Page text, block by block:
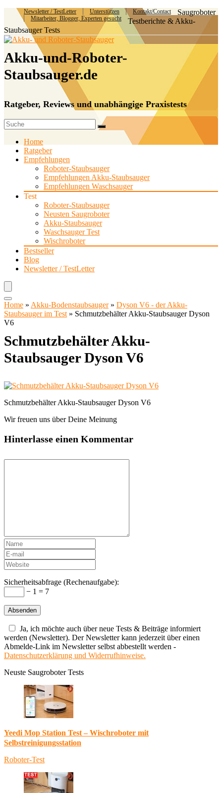
Newsletter / TestLetter Unterstützen
Kontakt/Contact
Mitarbeiter, Blogger, Experten gesucht
Saugroboter
Testberichte & Akku-
Staubsauger Tests
Akku-und-Roboter-
Staubsauger.de
Ratgeber, Reviews und unabhängige Praxistests
Home
Ratgeber
Empfehlungen
Roboter-Staubsauger
Empfehlungen Akku-Staubsauger
Empfehlungen Waschsauger
Test
Roboter-Staubsauger
Neusten Saugroboter
Akku-Staubsauger
Waschsauger Test
Wischroboter
Bestseller
Blog
Newsletter / TestLetter
Home » Akku-Bodenstaubsauger» Dyson V6 - der Akku-
Staubsauger im Test » Schmutzbehälter Akku-Staubsauger Dyson
V6
Schmutzbehälter Akku-
Staubsauger Dyson V6
Schmutzbehälter Akku-Staubsauger Dyson V6
Wir freuen uns über Deine Meinung
Hinterlasse einen Kommentar
Sicherheitsabfrage (Rechenaufgabe):
− 1 = 7
Ja, ich möchte auch über neue Tests & Beiträge informiert
werden (Newsletter). Der Newsletter kann jederzeit über einen
Abmelde-Link im Newsletter selbst abbestellt werden -
Datenschutzerklärung und Widerrufhinweise.
Neuste Saugroboter Tests
Yeedi Mop Station Test – Wischroboter mit
Selbstreinigungsstation
Roboter-Test